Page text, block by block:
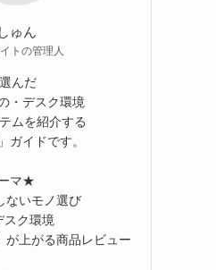
しゅん
トの管理人
んだ
・デスク環境
ムを紹介する
ガイドです。
マ★
ないモノ選び
スク環境
が上がる商品レビュー